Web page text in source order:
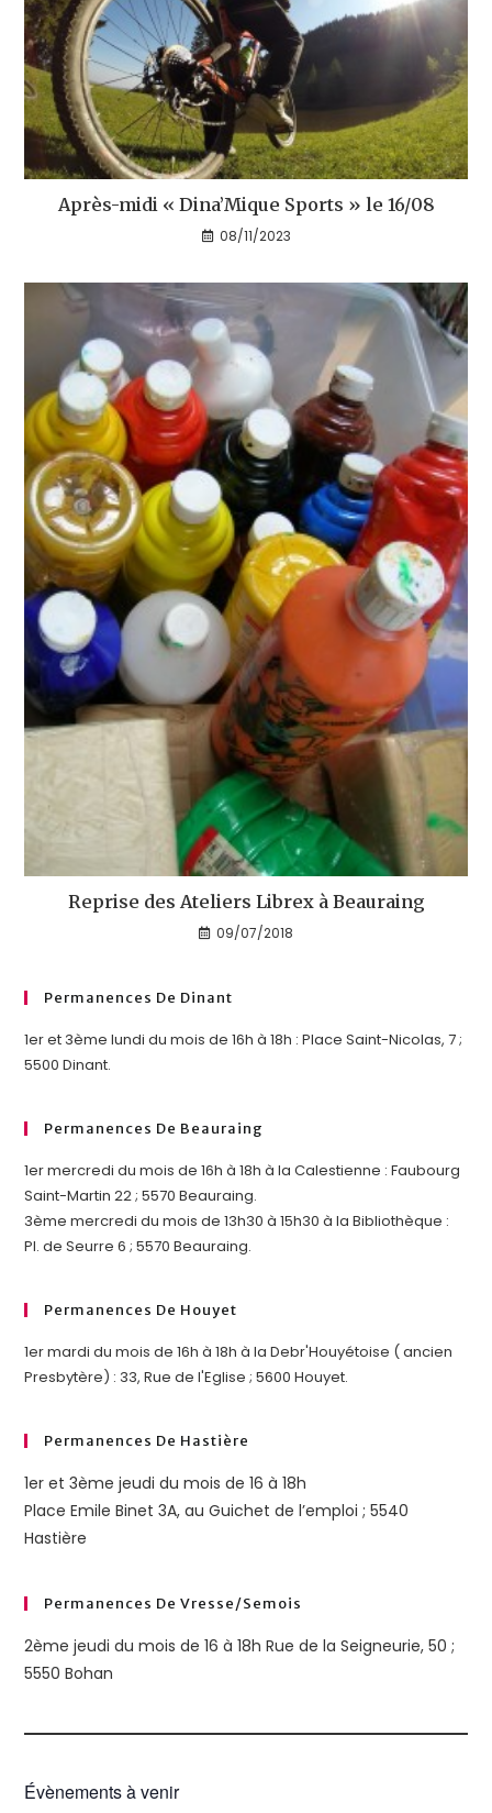
Après-midi « Dina’Mique Sports » le 16/08
08/11/2023
Reprise des Ateliers Librex à Beauraing
09/07/2018
Permanences De Dinant
1er et 3ème lundi du mois de 16h à 18h : Place Saint-Nicolas, 7 ;
5500 Dinant.
Permanences De Beauraing
1er mercredi du mois de 16h à 18h à la Calestienne : Faubourg
Saint-Martin 22 ; 5570 Beauraing.
3ème mercredi du mois de 13h30 à 15h30 à la Bibliothèque :
Pl. de Seurre 6 ; 5570 Beauraing.
Permanences De Houyet
1er mardi du mois de 16h à 18h à la Debr'Houyétoise ( ancien
Presbytère) : 33, Rue de l'Eglise ; 5600 Houyet.
Permanences De Hastière
1er et 3ème jeudi du mois de 16 à 18h
Place Emile Binet 3A, au Guichet de l’emploi ; 5540
Hastière
Permanences De Vresse/semois
2ème jeudi du mois de 16 à 18h Rue de la Seigneurie, 50 ;
5550 Bohan
Évènements à venir